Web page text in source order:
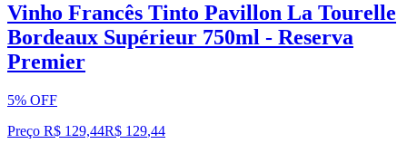
Vinho Francês Tinto Pavillon La Tourelle
Bordeaux Supérieur 750ml - Reserva
Premier
5% OFF
Preço R$ 129,44R$ 129,44